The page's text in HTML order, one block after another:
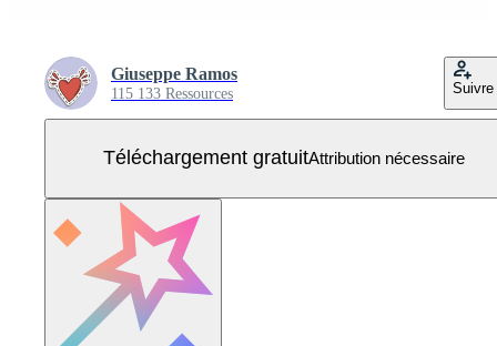
Giuseppe Ramos
115 133 Ressources Suivre
Téléchargement gratuitAttribution nécessaire